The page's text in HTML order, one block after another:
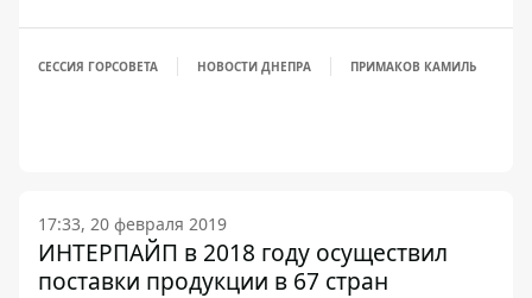
СЕССИЯ ГОРСОВЕТА НОВОСТИ ДНЕПРА ПРИМАКОВ КАМИЛЬ
17:33, 20 февраля 2019
ИНТЕРПАЙП в 2018 году осуществил
поставки продукции в 67 стран